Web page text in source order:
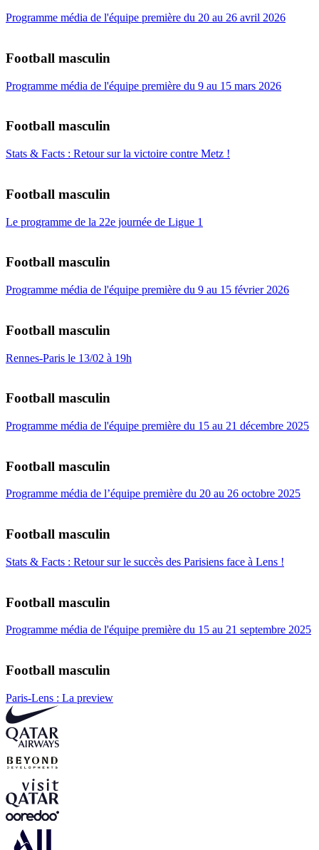
Programme média de l'équipe première du 20 au 26 avril 2026
Football masculin
Programme média de l'équipe première du 9 au 15 mars 2026
Football masculin
Stats & Facts : Retour sur la victoire contre Metz !
Football masculin
Le programme de la 22e journée de Ligue 1
Football masculin
Programme média de l'équipe première du 9 au 15 février 2026
Football masculin
Rennes-Paris le 13/02 à 19h
Football masculin
Programme média de l'équipe première du 15 au 21 décembre 2025
Football masculin
Programme média de l’équipe première du 20 au 26 octobre 2025
Football masculin
Stats & Facts : Retour sur le succès des Parisiens face à Lens !
Football masculin
Programme média de l'équipe première du 15 au 21 septembre 2025
Football masculin
Paris-Lens : La preview